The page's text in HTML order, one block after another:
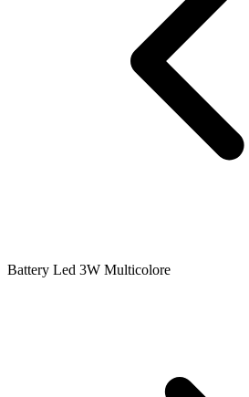
Battery Led 3W Multicolore